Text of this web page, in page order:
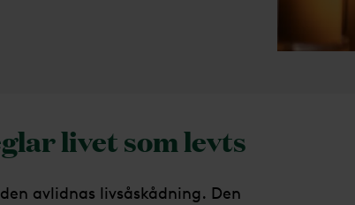
livet som levts
avlidnas livsåskådning. Den